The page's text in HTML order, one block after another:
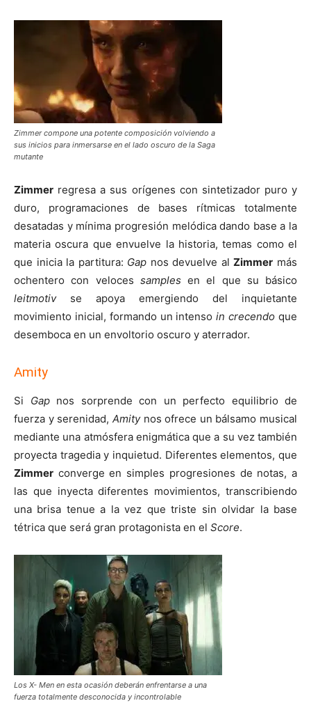
Zimmer compone una potente composición volviendo a
sus inicios para inmersarse en el lado oscuro de la Saga
mutante
Zimmer regresa a sus orígenes con sintetizador puro y
duro, programaciones de bases rítmicas totalmente
desatadas y mínima progresión melódica dando base a la
materia oscura que envuelve la historia, temas como el
que inicia la partitura: Gap nos devuelve alZimmer más
ochentero con veloces samples en el que su básico
leitmotivse apoya emergiendo del inquietante
movimiento inicial, formando un intensoin crecendo que
desemboca en un envoltorio oscuro y aterrador.
Amity
Si Gapnos sorprende con un perfecto equilibrio de
fuerza y serenidad, Amitynos ofrece un bálsamo musical
mediante una atmósfera enigmática que a su vez también
proyecta tragedia y inquietud. Diferentes elementos, que
Zimmer converge en simples progresiones de notas, a
las que inyecta diferentes movimientos, transcribiendo
una brisa tenue a la vez que triste sin olvidar la base
tétrica que será gran protagonista en el Score.
Los X- Men en esta ocasión deberán enfrentarse a una
fuerza totalmente desconocida y incontrolable